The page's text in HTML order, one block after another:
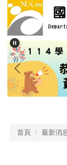
跳
主
要
內
容
首頁 最新消